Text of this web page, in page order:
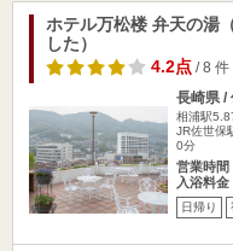
ホテル万松楼 弁天の湯
した）
4.2点/ 8 件
長崎県 /
相浦駅
JR佐世保
0分
営業時間
入浴料金
日帰り